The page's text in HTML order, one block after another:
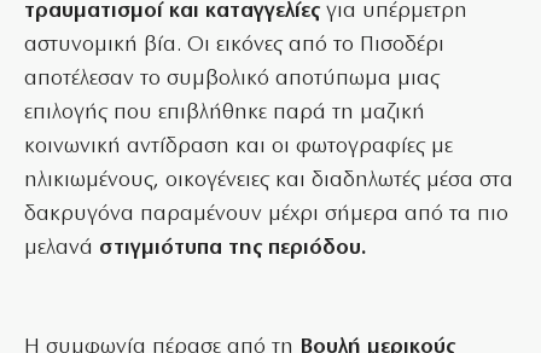
τραυματισμοί και καταγγελίες για υπέρμετρη
αστυνομική βία. Οι εικόνες από το Πισοδέρι
αποτέλεσαν το συμβολικό αποτύπωμα μιας
επιλογής που επιβλήθηκε παρά τη μαζική
κοινωνική αντίδραση και οι φωτογραφίες με
ηλικιωμένους, οικογένειες και διαδηλωτές μέσα στα
δακρυγόνα παραμένουν μέχρι σήμερα από τα πιο
μελανά στιγμιότυπα της περιόδου.
Η συμφωνία πέρασε από τη Βουλή μερικούς